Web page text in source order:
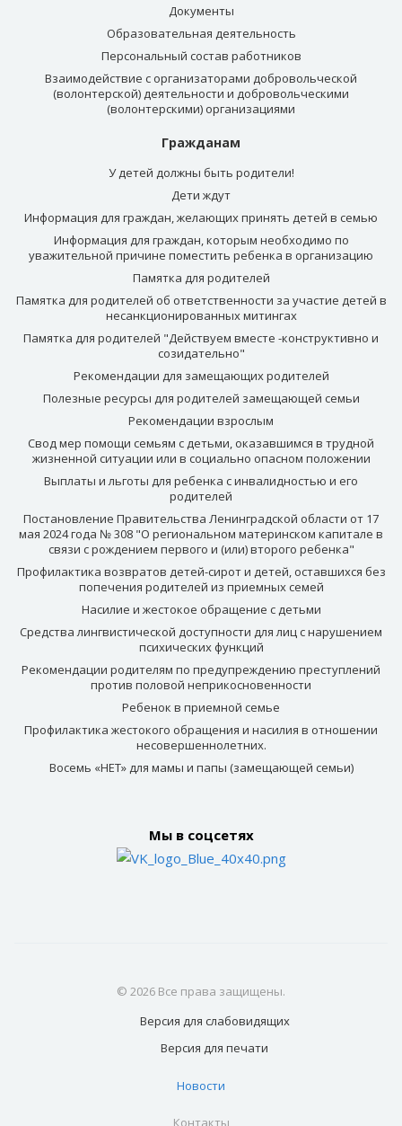
Документы
Образовательная деятельность
Персональный состав работников
Взаимодействие с организаторами добровольческой
(волонтерской) деятельности и добровольческими
(волонтерскими) организациями
Гражданам
У детей должны быть родители!
Дети ждут
Информация для граждан, желающих принять детей в семью
Информация для граждан, которым необходимо по
уважительной причине поместить ребенка в организацию
Памятка для родителей
Памятка для родителей об ответственности за участие детей в
несанкционированных митингах
Памятка для родителей "Действуем вместе -конструктивно и
созидательно"
Рекомендации для замещающих родителей
Полезные ресурсы для родителей замещающей семьи
Рекомендации взрослым
Свод мер помощи семьям с детьми, оказавшимся в трудной
жизненной ситуации или в социально опасном положении
Выплаты и льготы для ребенка с инвалидностью и его
родителей
Постановление Правительства Ленинградской области от 17
мая 2024 года № 308 "О региональном материнском капитале в
связи с рождением первого и (или) второго ребенка"
Профилактика возвратов детей-сирот и детей, оставшихся без
попечения родителей из приемных семей
Насилие и жестокое обращение с детьми
Средства лингвистической доступности для лиц с нарушением
психических функций
Рекомендации родителям по предупреждению преступлений
против половой неприкосновенности
Ребенок в приемной семье
Профилактика жестокого обращения и насилия в отношении
несовершеннолетних.
Восемь «НЕТ» для мамы и папы (замещающей семьи)
Мы в соцсетях
© 2026 Все права защищены.
Версия для слабовидящих
Версия для печати
Новости
Контакты